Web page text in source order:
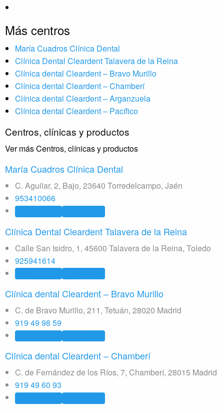
Más centros
María Cuadros Clínica Dental
Clínica Dental Cleardent Talavera de la Reina
Clínica dental Cleardent – Bravo Murillo
Clínica dental Cleardent – Chamberí
Clínica dental Cleardent – Arganzuela
Clínica dental Cleardent – Pacífico
Centros, clínicas y productos
Ver más Centros, clínicas y productos
María Cuadros Clínica Dental
C. Aguilar, 2, Bajo, 23640 Torredelcampo, Jaén
953410066
Clínica Dental Cleardent Talavera de la Reina
Calle San Isidro, 1, 45600 Talavera de la Reina, Toledo
925941614
Clínica dental Cleardent – Bravo Murillo
C. de Bravo Murillo, 211, Tetuán, 28020 Madrid
919 49 98 59
Clínica dental Cleardent – Chamberí
C. de Fernández de los Ríos, 7, Chamberí, 28015 Madrid
919 49 60 93